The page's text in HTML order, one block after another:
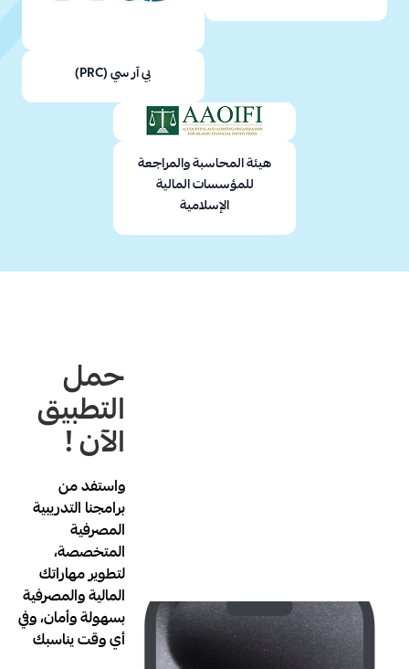
بي آر سي (PRC)
هيئة المحاسبة والمراجعة
للمؤسسات المالية
الإسلامية
حمل
التطبيق
الآن !
واستفد من
برامجنا التدريبية
المصرفية
المتخصصة،
لتطوير مهاراتك
المالية والمصرفية
بسهولة وأمان، وفي
أي وقت يناسبك